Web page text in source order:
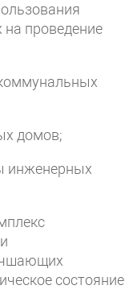
проведение
домов;
инженерных
состояние